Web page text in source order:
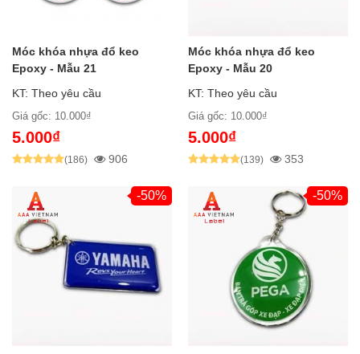
Móc khóa nhựa đổ keo
Epoxy - Mẫu 21
KT: Theo yêu cầu
Giá gốc: 10.000₫
5.000₫
(186) 906
Móc khóa nhựa đổ keo
Epoxy - Mẫu 20
KT: Theo yêu cầu
Giá gốc: 10.000₫
5.000₫
(139) 353
-50% -50%